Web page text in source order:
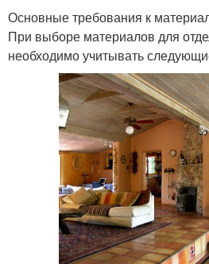
Основные требования к
При выборе материалов для
необходимо учитывать